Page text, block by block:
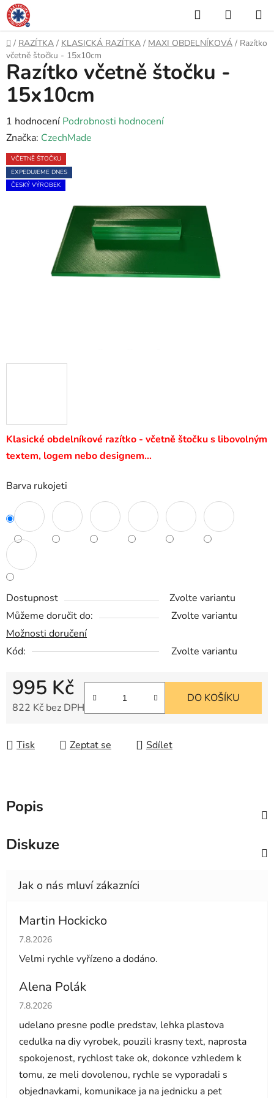
Přejít
na
obsah
Hledat
KOŠÍK
Domů
/ RAZÍTKA / KLASICKÁ RAZÍTKA / MAXI OBDELNÍKOVÁ / Razítko
včetně štočku - 15x10cm
Klasické obdelníkové razítko - včetně štočku s libovolným
textem, logem nebo designem…
Barva rukojeti
Dostupnost
Zvolte variantu
Můžeme doručit do:
Zvolte variantu
Možnosti doručení
Kód:
Zvolte variantu
995 Kč
822 Kč bez DPH
DO KOŠÍKU
Tisk Zeptat se Sdílet
Razítko včetně štočku -
15x10cm
Průměrné
hodnocení
produktu
je
5,0
1 hodnocení Podrobnosti hodnocení
Značka: CzechMade
VČETNĚ ŠTOČKU
EXPEDUJEME DNES
ČESKÝ VÝROBEK
Popis
Diskuze
Martin Hockicko
Hodnocení obchodu je 5 z 5 hvězdiček.
7.8.2026
Velmi rychle vyřízeno a dodáno.
Alena Polák
Hodnocení obchodu je 5 z 5 hvězdiček.
7.8.2026
udelano presne podle predstav, lehka plastova
cedulka na diy vyrobek, pouzili krasny text, naprosta
spokojenost, rychlost take ok, dokonce vzhledem k
tomu, ze meli dovolenou, rychle se vyporadali s
objednavkami, komunikace ja na jednicku a pet